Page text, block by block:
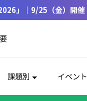
」｜9/25（金）開催
課題別 イベント